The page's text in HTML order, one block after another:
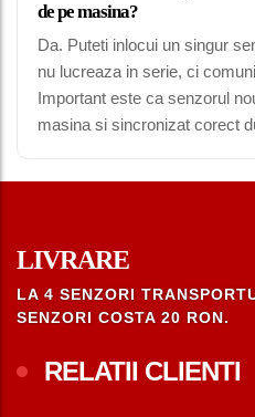
de pe masina?
Da. Puteti inlocui un singur
nu lucreaza in serie, ci
Important este ca senzorul
masina si sincronizat corect
LIVRARE
LA 4 SENZORI
SENZORI COSTA 20 RON.
RELATII CLIENTI